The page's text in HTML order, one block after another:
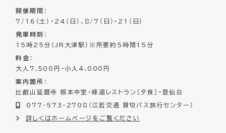
開催期間 ：
7/16（土）・24（日）、8/7（日）・21（日）
発車時刻 ：
15時25分（JR大津駅）※所要約5時間15分
料金 ：
大人7,500円・小人4,000円
案内箇所 ：
比叡山延暦寺 根本中堂・峰道レストラン［夕食］・登仙台
077-573-2708（江若交通 貸切バス旅行センター）
詳しくはホームページをご覧ください